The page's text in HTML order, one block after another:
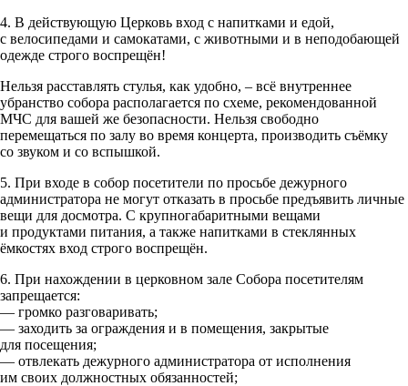
4. В действующую Церковь вход с напитками и едой,
с велосипедами и самокатами, с животными и в неподобающей
одежде строго воспрещён!
Нельзя расставлять стулья, как удобно, – всё внутреннее
убранство собора располагается по схеме, рекомендованной
МЧС для вашей же безопасности. Нельзя свободно
перемещаться по залу во время концерта, производить съёмку
со звуком и со вспышкой.
5. При входе в собор посетители по просьбе дежурного
администратора не могут отказать в просьбе предъявить личные
вещи для досмотра. С крупногабаритными вещами
и продуктами питания, а также напитками в стеклянных
ёмкостях вход строго воспрещён.
6. При нахождении в церковном зале Собора посетителям
запрещается:
— громко разговаривать;
— заходить за ограждения и в помещения, закрытые
для посещения;
— отвлекать дежурного администратора от исполнения
им своих должностных обязанностей;